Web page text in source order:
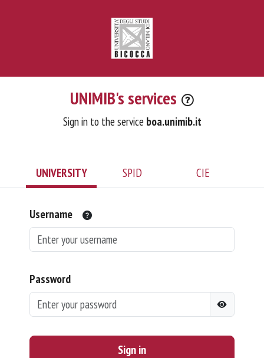
UNIMIB's services
Sign in to the service boa.unimib.it
UNIVERSITY SPID CIE
Username
Password
Sign in